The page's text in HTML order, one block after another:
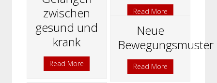
Read More
zwischen
gesund und
krank
Read More
Neue
Bewegungsmuster
Read More